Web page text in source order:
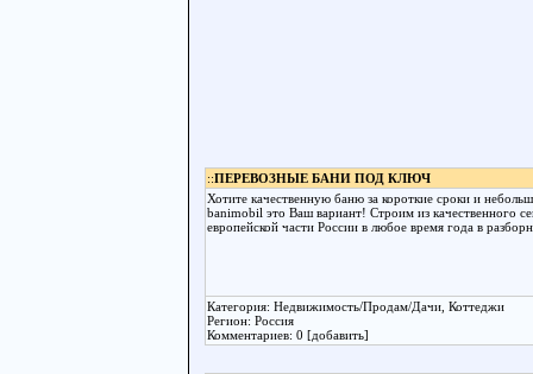
::ПЕРЕВОЗНЫЕ БАНИ ПОД КЛЮЧ
Хотите качественную баню за короткие сроки и
banimobil это Ваш вариант! Строим из качественного
европейской части России в любое время года в
Категория: Недвижимость/Продам/Дачи, Коттеджи
Регион: Россия
Комментариев: 0 [добавить]